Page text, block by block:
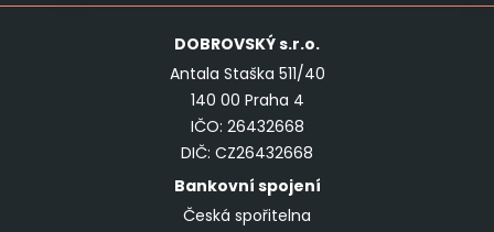
DOBROVSKÝs.r.o.
Antala Staška 511/40
140 00 Praha 4
IČO: 26432668
DIČ: CZ26432668
Bankovní spojení
Česká spořitelna